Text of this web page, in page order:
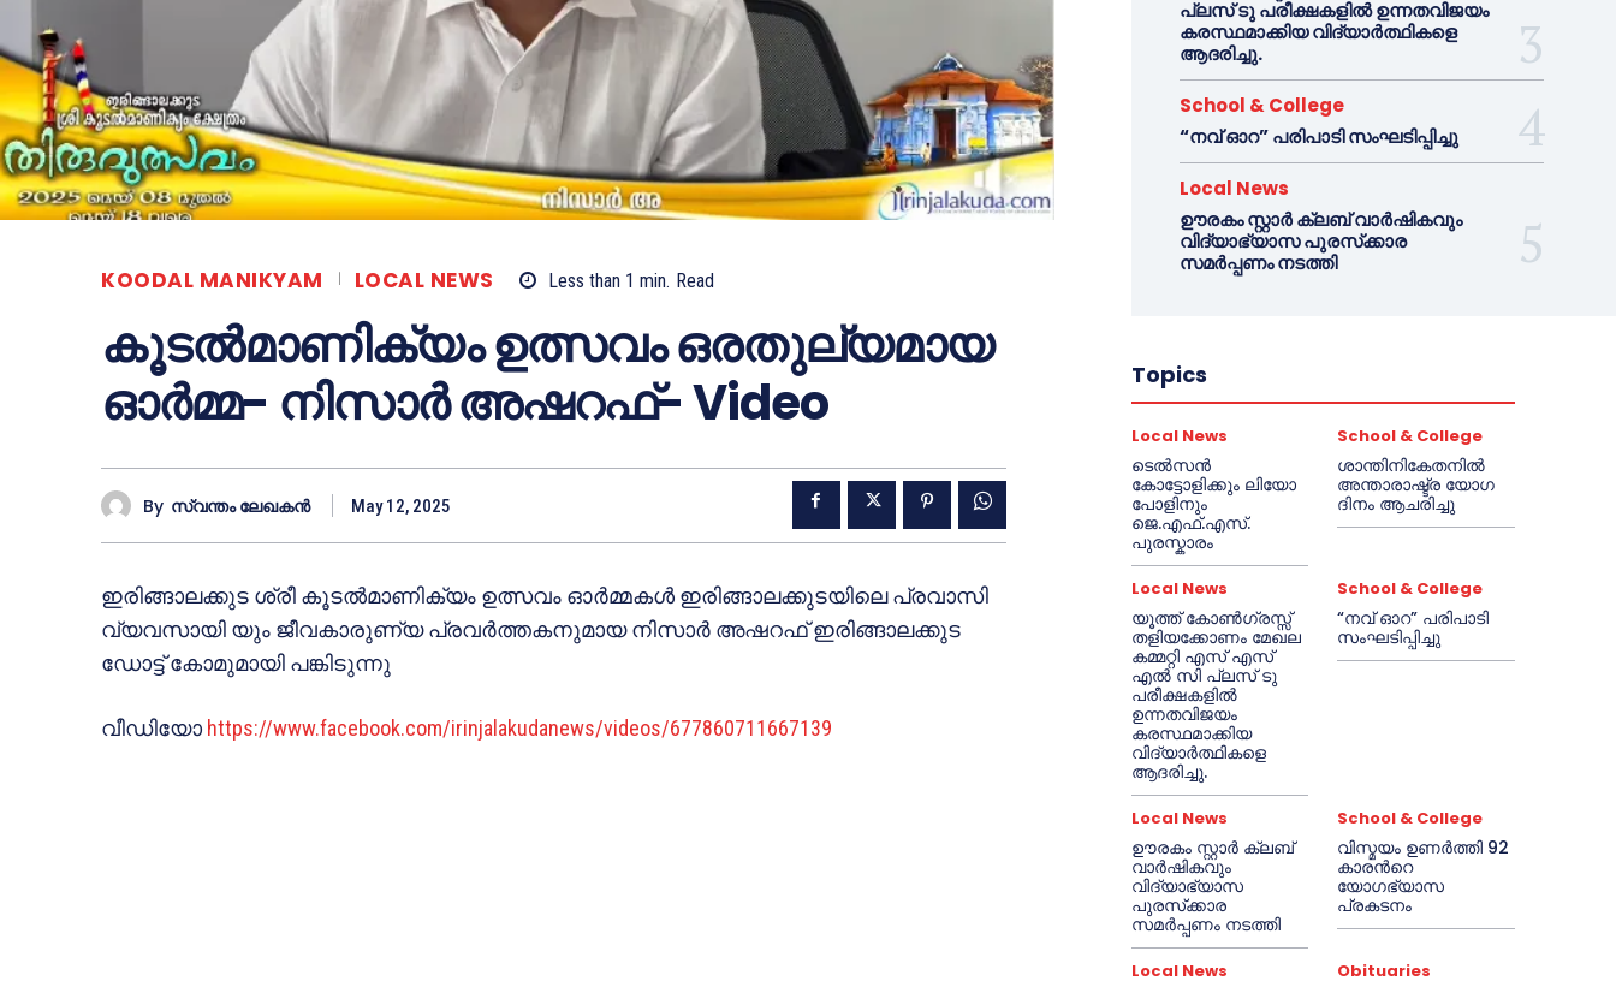
KOODAL MANIKYAM LOCAL NEWS Less than 1 min. Read
കൂടൽമാണിക്യം ഉത്സവം ഒരതുല്യമായ
ഓർമ്മ- നിസാർ അഷറഫ്- Video
By സ്വന്തം ലേഖകന്‍ May 12, 2025
ഇരിങ്ങാലക്കുട ശ്രീ കൂടൽമാണിക്യം ഉത്സവം ഓർമ്മകൾ ഇരിങ്ങാലക്കുടയിലെ പ്രവാസി
വ്യവസായി യും ജീവകാരുണ്യ പ്രവർത്തകനുമായ നിസാർ അഷറഫ് ഇരിങ്ങാലക്കുട
ഡോട്ട് കോമുമായി പങ്കിടുന്നു
വീഡിയോ https://www.facebook.com/irinjalakudanews/videos/677860711667139
പ്ലസ് ടു പരീക്ഷകളിൽ ഉന്നതവിജയം
കരസ്ഥമാക്കിയ വിദ്യാർത്ഥികളെ
ആദരിച്ചു.
School & College
“നവ് ഓറ” പരിപാടി സംഘടിപ്പിച്ചു
Local News
ഊരകം സ്റ്റാർ ക്ലബ് വാർഷികവും
വിദ്യാഭ്യാസ പുരസ്‌ക്കാര
സമർപ്പണം നടത്തി
Topics
Local News
ടെൽസൻ
കോട്ടോളിക്കും ലിയോ
പോളിനും
ജെ.എഫ്.എസ്.
പുരസ്കാരം
School & College
ശാന്തിനികേതനിൽ
അന്താരാഷ്ട്ര യോഗ
ദിനം ആചരിച്ചു
Local News
യൂത്ത് കോൺഗ്രസ്സ്
തളിയക്കോണം മേഖല
കമ്മറ്റി എസ് എസ്
എൽ സി പ്ലസ് ടു
പരീക്ഷകളിൽ
ഉന്നതവിജയം
കരസ്ഥമാക്കിയ
വിദ്യാർത്ഥികളെ
ആദരിച്ചു.
School & College
“നവ് ഓറ” പരിപാടി
സംഘടിപ്പിച്ചു
Local News
ഊരകം സ്റ്റാർ ക്ലബ്
വാർഷികവും
വിദ്യാഭ്യാസ
പുരസ്‌ക്കാര
സമർപ്പണം നടത്തി
School & College
വിസ്മയം ഉണർത്തി 92
കാരൻറെ
യോഗഭ്യാസ
പ്രകടനം
Local News Obituaries